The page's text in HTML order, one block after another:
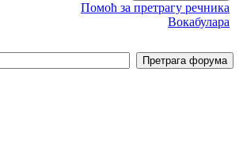
Помоћ за претрагу речника
Вокабулара